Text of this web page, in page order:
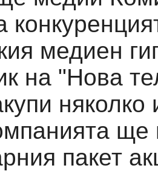
медиен
на "Нова
няколко
ще
пакет